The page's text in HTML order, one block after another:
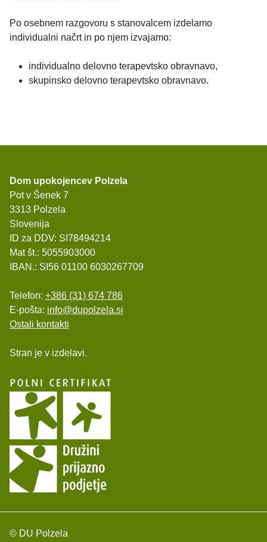
Po osebnem razgovoru s stanovalcem izdelamo
individualni načrt in po njem izvajamo:
individualno delovno terapevtsko obravnavo,
skupinsko delovno terapevtsko obravnavo.
Dom upokojencev Polzela
Pot v Šenek 7
3313 Polzela
Slovenija
ID za DDV: SI78494214
Mat št.: 5055903000
IBAN.: SI56 01100 6030267709
Telefon: +386 (31) 674 786
E-pošta: info@dupolzela.si
Ostali kontakti
Stran je v izdelavi.
© DU Polzela